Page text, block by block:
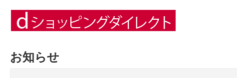
お知らせ